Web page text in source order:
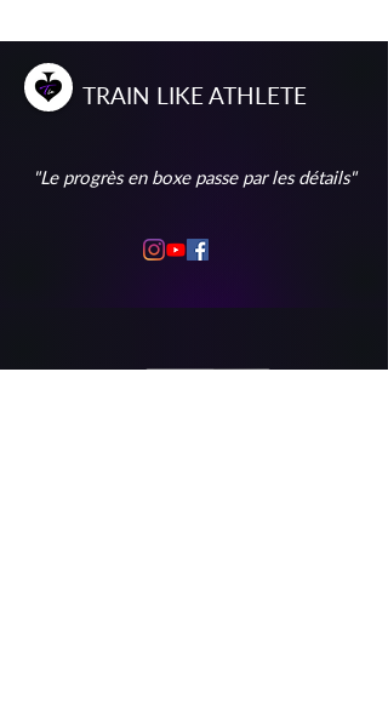
TRAIN L IKEATHLETE
"Le progrès en boxe passe par les détails"